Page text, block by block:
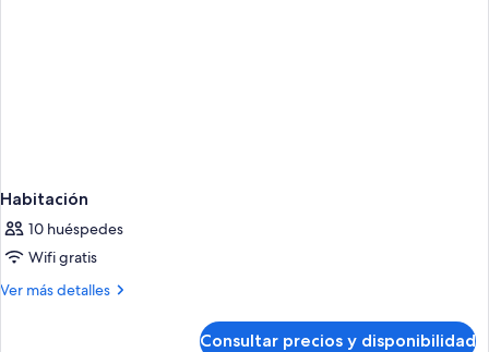
Habitación
10 huéspedes
Wifi gratis
Ver más detalles
Más
Consultar precios y disponibilidad